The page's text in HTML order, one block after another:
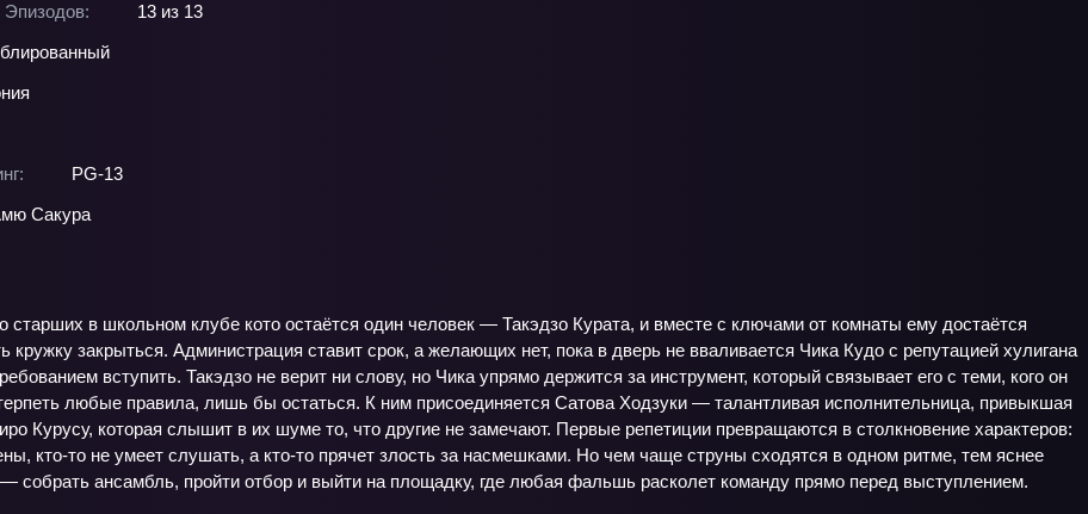
Эпизодов:
13 из 13
PG-13
Сакура
старших в школьном клубе кото остаётся один человек — Такэдзо Курата, и вместе с ключами от комнаты ему достаётся
кружку закрыться. Администрация ставит срок, а желающих нет, пока в дверь не вваливается Чика Кудо с репутацией хулигана
вступить. Такэдзо не верит ни слову, но Чика упрямо держится за инструмент, который связывает его с теми, кого он
любые правила, лишь бы остаться. К ним присоединяется Сатова Ходзуки — талантливая исполнительница, привыкшая
Курусу, которая слышит в их шуме то, что другие не замечают. Первые репетиции превращаются в столкновение характеров:
кто-то не умеет слушать, а кто-то прячет злость за насмешками. Но чем чаще струны сходятся в одном ритме, тем яснее
собрать ансамбль, пройти отбор и выйти на площадку, где любая фальшь расколет команду прямо перед выступлением.